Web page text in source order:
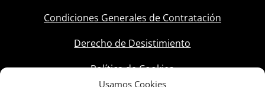
Usamos Cookies
Condiciones Generales de Contratación
Derecho de Desistimiento
Política de Cookies